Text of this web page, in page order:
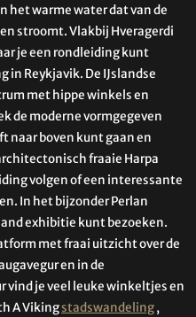
het warme water dat van de
stroomt. Vlakbij Hveragerdi
je een rondleiding kunt
in Reykjavik. De IJslandse
met hippe winkels en
de moderne vormgegeven
naar boven kunt gaan en
fraaie Harpa
volgen of een interessante
In het bijzonder Perlan
exhibitie kunt bezoeken.
met fraai uitzicht over de
en in de
vind je veel leuke winkeltjes en
A Vikingstadswandeling,